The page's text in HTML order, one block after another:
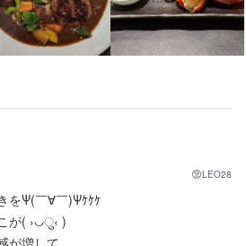
LEO28
をΨ(￣∀￣)Ψｹｹｹ
が( ›◡ु‹ )
識 洋菓子の知識 食器の知識
サービスマナー
ウ 店舗運営
メニュー開発
ればOKです！